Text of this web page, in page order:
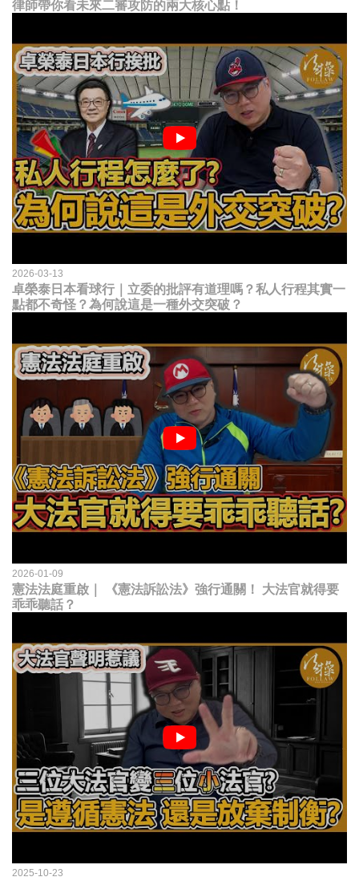
律師帶你看未來二審攻防的兩大核心點！
2026-03-13
卓榮泰日本看球行｜立委的批評有道理嗎？私人行程其實一
點都不奇怪？為何說這是一種外交突破？
2026-01-09
憲法法庭重啟｜ 《憲法訴訟法》強行通關！ 大法官就得要
乖乖聽話？
2025-10-23